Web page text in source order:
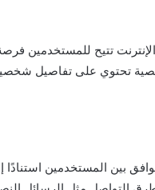
تحتوي على تفاصيل شخصية